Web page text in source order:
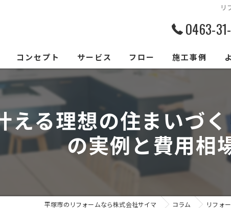
リ
0463-
コンセプト サービス フロー 施工事例
える理想の住まいづ
の実例と費用相
平塚市のリフォームなら株式会社サイマ コラム リフォ